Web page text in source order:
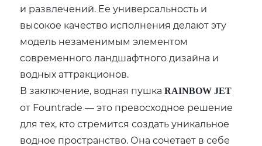
и развлечений. Ее универсальность и
высокое качество исполнения делают эту
модель незаменимым элементом
современного ландшафтного дизайна и
водных аттракционов.
В заключение, водная пушкаRAINBOW JET
от Fountrade — это превосходное решение
для тех, кто стремится создать уникальное
водное пространство. Она сочетает в себе